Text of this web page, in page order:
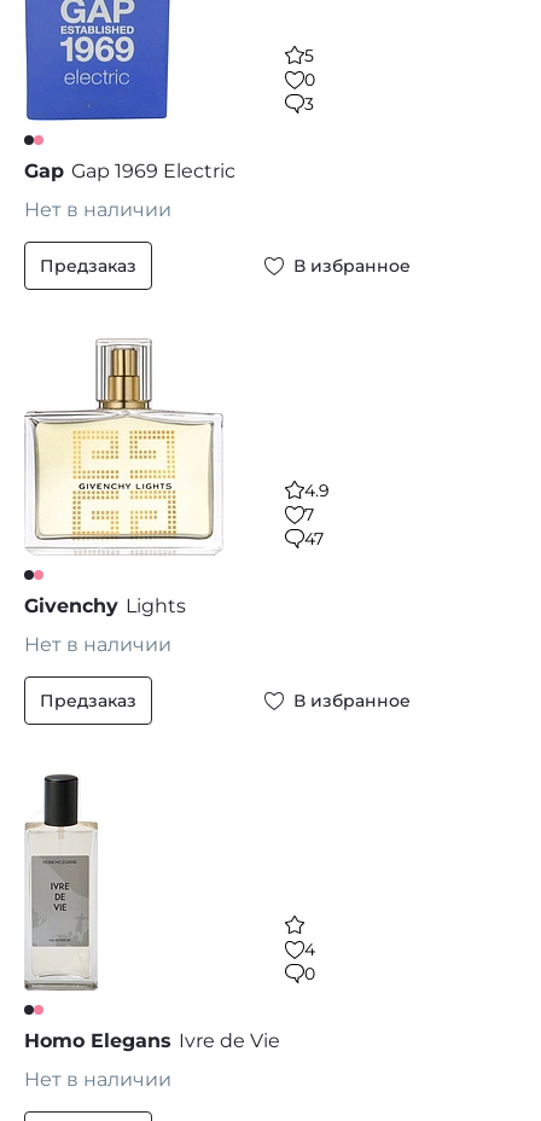
5
0
3
Gap Gap 1969 Electric
Нет в наличии
Предзаказ В избранное
4.9
7
47
Givenchy Lights
Нет в наличии
Предзаказ В избранное
4
0
Homo Elegans Ivre de Vie
Нет в наличии